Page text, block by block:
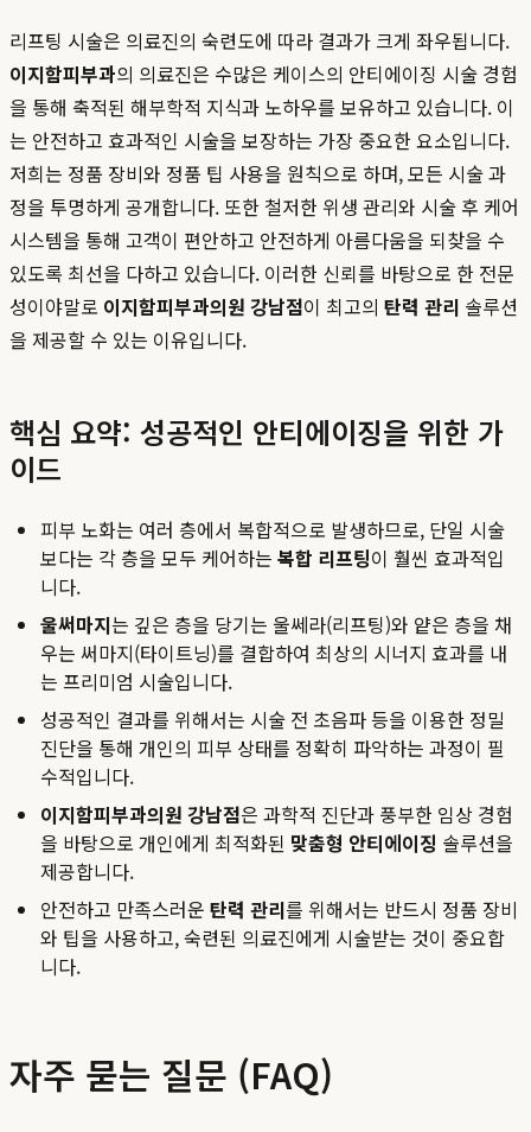
리프팅 시술은 의료진의 숙련도에 따라 결과가 크게 좌우됩니다.
이지함피부과의 의료진은 수많은 케이스의 안티에이징 시술 경험
을 통해 축적된 해부학적 지식과 노하우를 보유하고 있습니다. 이
는 안전하고 효과적인 시술을 보장하는 가장 중요한 요소입니다.
저희는 정품 장비와 정품 팁 사용을 원칙으로 하며, 모든 시술 과
정을 투명하게 공개합니다. 또한 철저한 위생 관리와 시술 후 케어
시스템을 통해 고객이 편안하고 안전하게 아름다움을 되찾을 수
있도록 최선을 다하고 있습니다. 이러한 신뢰를 바탕으로 한 전문
성이야말로 이지함피부과의원 강남점이 최고의 탄력 관리 솔루션
을 제공할 수 있는 이유입니다.
핵심 요약: 성공적인 안티에이징을 위한 가
이드
피부 노화는 여러 층에서 복합적으로 발생하므로, 단일 시술
보다는 각 층을 모두 케어하는 복합 리프팅이 훨씬 효과적입
니다.
울써마지는 깊은 층을 당기는 울쎄라(리프팅)와 얕은 층을 채
우는 써마지(타이트닝)를 결합하여 최상의 시너지 효과를 내
는 프리미엄 시술입니다.
성공적인 결과를 위해서는 시술 전 초음파 등을 이용한 정밀
진단을 통해 개인의 피부 상태를 정확히 파악하는 과정이 필
수적입니다.
이지함피부과의원 강남점은 과학적 진단과 풍부한 임상 경험
을 바탕으로 개인에게 최적화된 맞춤형 안티에이징 솔루션을
제공합니다.
안전하고 만족스러운 탄력 관리를 위해서는 반드시 정품 장비
와 팁을 사용하고, 숙련된 의료진에게 시술받는 것이 중요합
니다.
자주 묻는 질문 (FAQ)